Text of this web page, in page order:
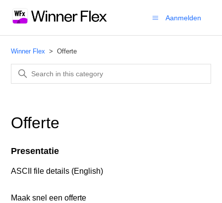
Aanmelden
Winner Flex Offerte
Offerte
Presentatie
ASCII file details (English)
Maak snel een offerte